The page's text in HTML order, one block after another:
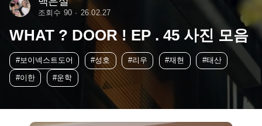
조회수 90 26.02.27
WHAT ? DOOR ! EP . 45 사진 모음
#보이넥스트도어 #성호 #리우 #재현
#태산
#이한
#운학